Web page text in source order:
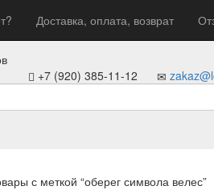
Доставка, оплата, возврат
+7 (920) 385-11-12
с меткой “оберег символа велес”